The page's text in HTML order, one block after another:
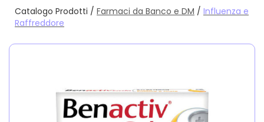
Catalogo Prodotti / Farmaci da Banco e DM / Influenza e
Raffreddore